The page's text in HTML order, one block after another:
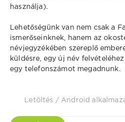
használja).
Lehetőségünk van nem csak a
ismerőseinknek, hanem az
névjegyzékében szereplő
küldésre, egy új név
egy telefonszámot megadnunk.
Letöltés / Android